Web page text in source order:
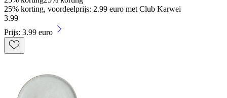
25% korting, voordeelprijs: 2.99 euro met Club Karwei
3.99
Prijs: 3.99 euro